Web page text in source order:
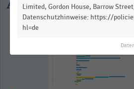
Ausgewählte
Limited, Gordon House, Barrow
Datenschutzhinweise: https://
hl=de